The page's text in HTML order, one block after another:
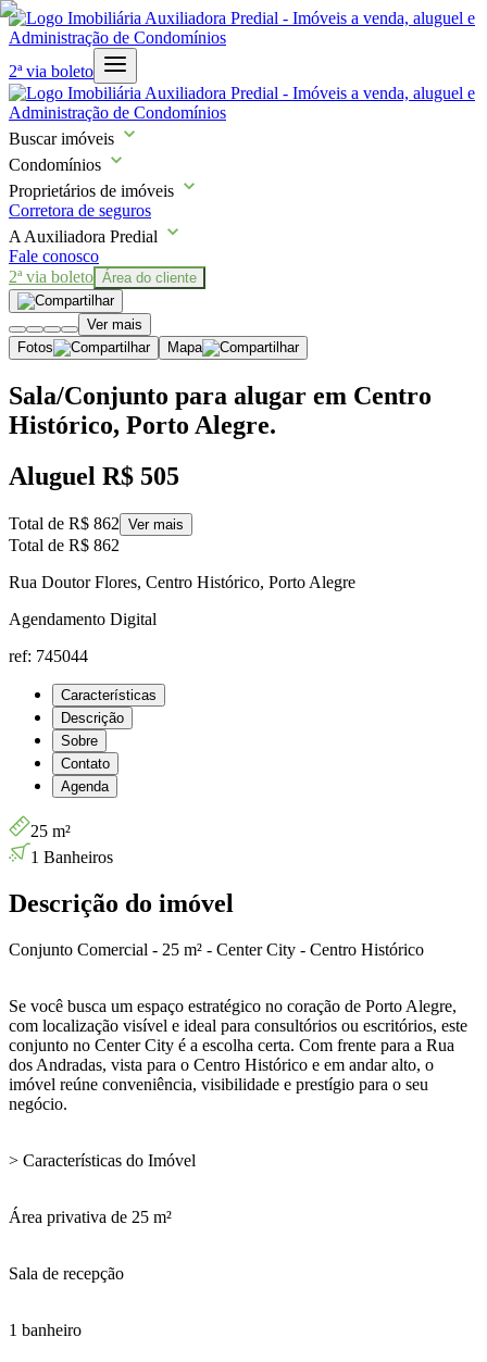
2ª via boleto
Buscar imóveis
Condomínios
Proprietários de imóveis
Corretora de seguros
A Auxiliadora Predial
Fale conosco
2ª via boleto Área do cliente
Ver mais
Fotos
Mapa
Sala/Conjunto para alugar em Centro
Histórico, Porto Alegre.
Aluguel R$ 505
Total de R$ 862 Ver mais
Total de R$ 862
Rua Doutor Flores, Centro Histórico, Porto Alegre
Agendamento Digital
ref: 745044
Características
Descrição
Sobre
Contato
Agenda
25 m²
1 Banheiros
Descrição do imóvel
Conjunto Comercial - 25 m² - Center City - Centro Histórico
Se você busca um espaço estratégico no coração de Porto Alegre,
com localização visível e ideal para consultórios ou escritórios, este
conjunto no Center City é a escolha certa. Com frente para a Rua
dos Andradas, vista para o Centro Histórico e em andar alto, o
imóvel reúne conveniência, visibilidade e prestígio para o seu
negócio.
> Características do Imóvel
Área privativa de 25 m²
Sala de recepção
1 banheiro